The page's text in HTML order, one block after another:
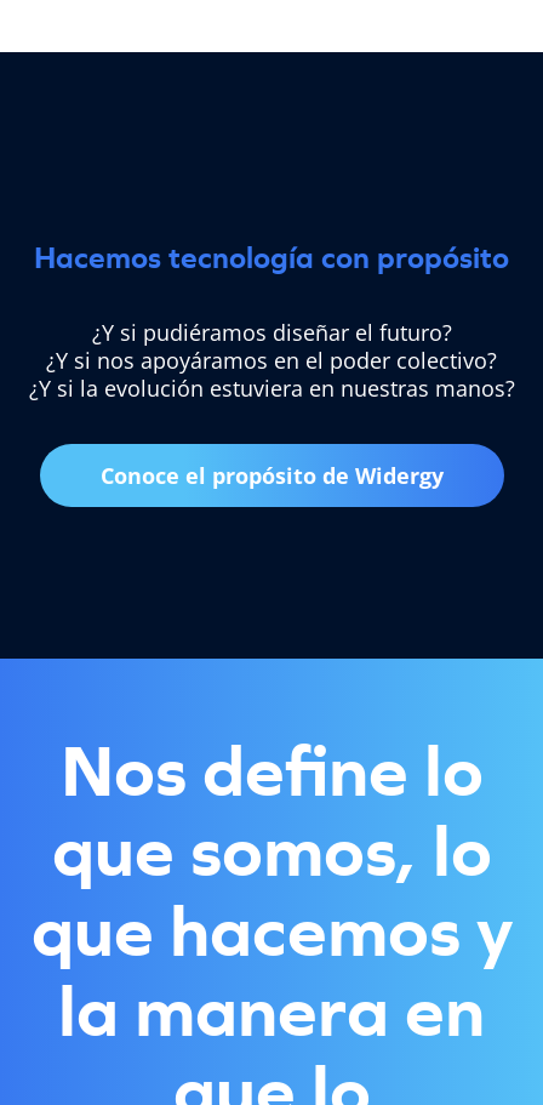
Hacemos tecnología con propósito
¿Y si pudiéramos diseñar el futuro?
¿Y si nos apoyáramos en el poder colectivo?
¿Y si la evolución estuviera en nuestras manos?
Conoce el propósito de Widergy
Nos define lo
que somos, lo
que hacemos y
la manera en